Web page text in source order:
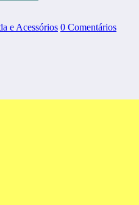
e Acessórios 0 Comentários